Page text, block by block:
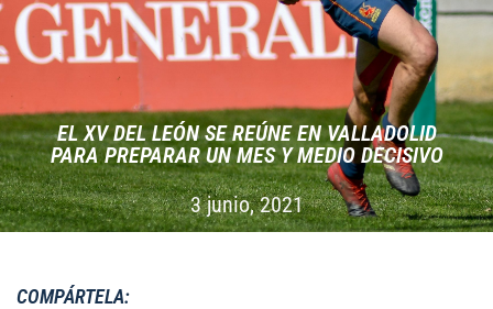
EL XV DEL LEÓN SE REÚNE EN VALLADOLID
PARA PREPARAR UN MES Y MEDIO DECISIVO
3 junio, 2021
COMPÁRTELA: